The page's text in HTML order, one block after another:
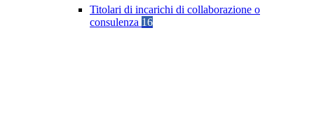
Titolari di incarichi di collaborazione o
consulenza 16